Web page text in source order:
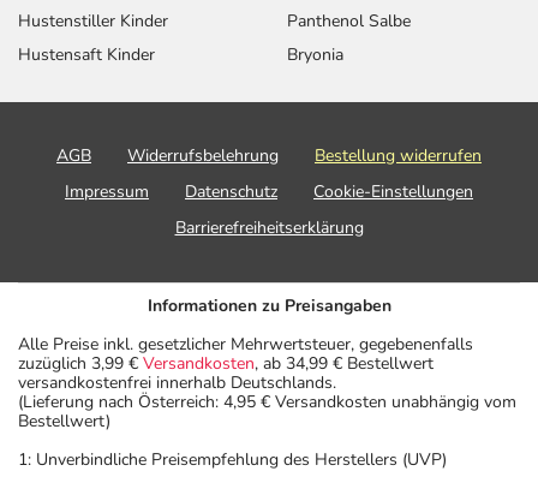
Hustenstiller Kinder
Hustensaft Kinder
Panthenol Salbe
Bryonia
AGB Widerrufsbelehrung
Bestellung widerrufen
Impressum
Datenschutz
Cookie-Einstellungen
Barrierefreiheitserklärung
Informationen zu Preisangaben
Alle Preise inkl. gesetzlicher Mehrwertsteuer, gegebenenfalls
zuzüglich 3,99 € Versandkosten, ab 34,99 € Bestellwert
versandkostenfrei innerhalb Deutschlands.
(Lieferung nach Österreich: 4,95 € Versandkosten unabhängig vom
Bestellwert)
1: Unverbindliche Preisempfehlung des Herstellers (UVP)